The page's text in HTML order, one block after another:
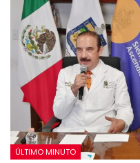
ÚLTIMO MINUTO